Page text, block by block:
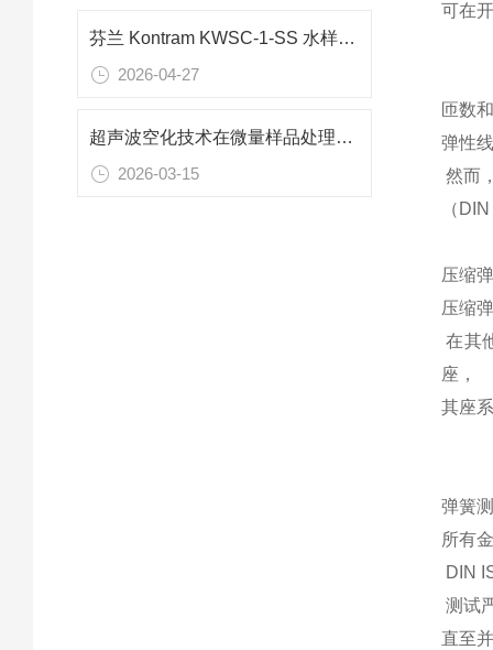
芬兰 Kontram KWSC-1-SS 水样冷却器 造纸行业水汽分析应用
2026-04-27
超声波空化技术在微量样品处理中的应用——Hielscher UP50H均质机性能解析
2026-03-15
可在
匝数
弹性
然而
（
压缩
压缩
在其
座，
其座
弹簧
所有
DIN
测试
直至